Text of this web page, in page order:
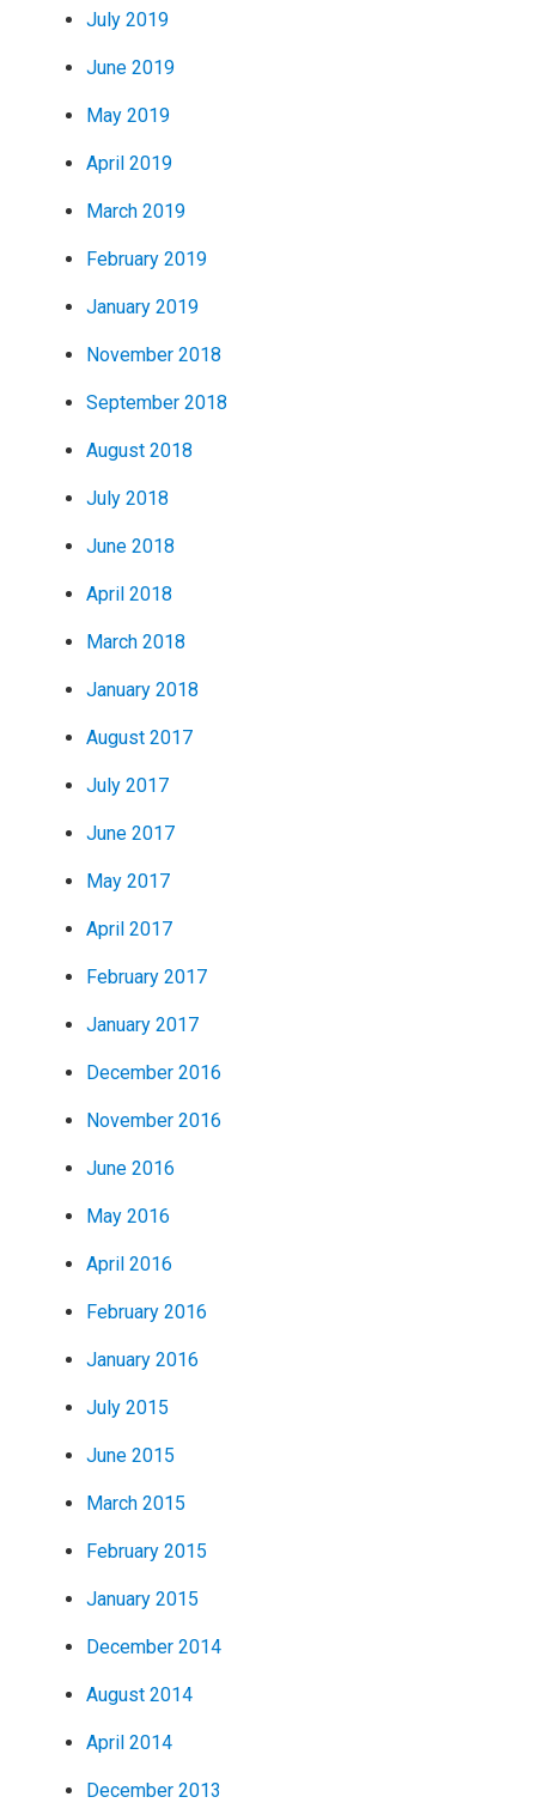
July 2019
June 2019
May 2019
April 2019
March 2019
February 2019
January 2019
November 2018
September 2018
August 2018
July 2018
June 2018
April 2018
March 2018
January 2018
August 2017
July 2017
June 2017
May 2017
April 2017
February 2017
January 2017
December 2016
November 2016
June 2016
May 2016
April 2016
February 2016
January 2016
July 2015
June 2015
March 2015
February 2015
January 2015
December 2014
August 2014
April 2014
December 2013